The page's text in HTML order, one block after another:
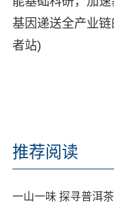
基因递送全产业
者站)
推荐阅读
一山一味 探寻普洱